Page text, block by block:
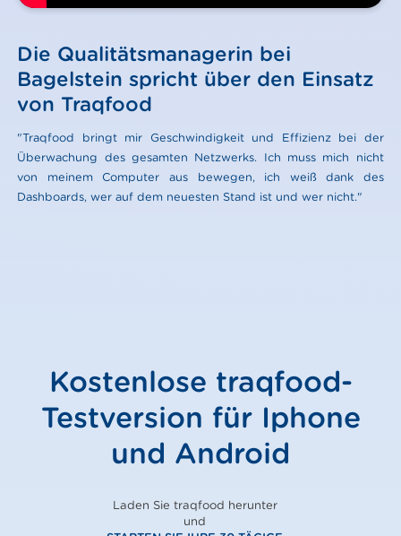
Die Qualitätsmanagerin bei
Bagelstein spricht über den Einsatz
von Traqfood
"Traqfood bringt mir Geschwindigkeit und Effizienz bei der
Überwachung des gesamten Netzwerks. Ich muss mich nicht
von meinem Computer aus bewegen, ich weiß dank des
Dashboards, wer auf dem neuesten Stand ist und wer nicht."
Kostenlose traqfood-
Testversion für Iphone
und Android
Laden Sie traqfood herunter
und